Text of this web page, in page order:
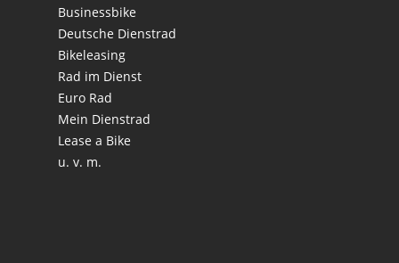
Businessbike
Deutsche Dienstrad
Bikeleasing
Rad im Dienst
Euro Rad
Mein Dienstrad
Lease a Bike
u. v. m.